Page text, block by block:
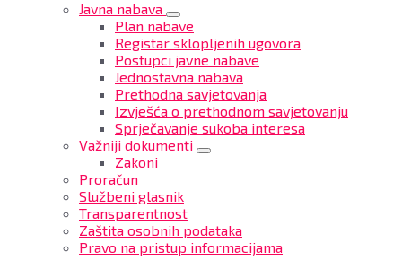
Javna nabava
Plan nabave
Registar sklopljenih ugovora
Postupci javne nabave
Jednostavna nabava
Prethodna savjetovanja
Izvješća o prethodnom savjetovanju
Sprječavanje sukoba interesa
Važniji dokumenti
Zakoni
Proračun
Službeni glasnik
Transparentnost
Zaštita osobnih podataka
Pravo na pristup informacijama